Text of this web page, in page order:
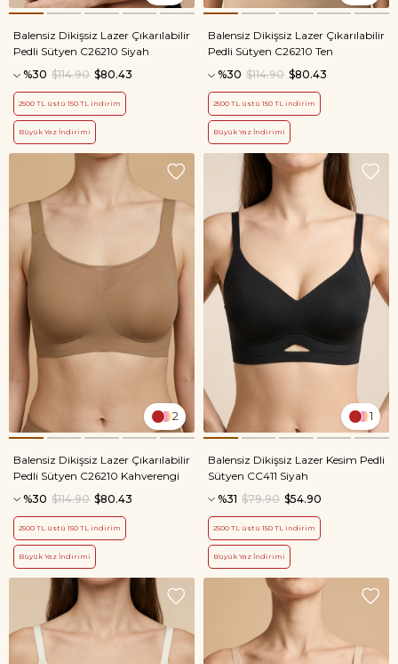
Balensiz Dikişsiz Lazer Çıkarılabilir
Pedli Sütyen C26210 Siyah
%30
$80.43
$114.90
2500 TL üstü 150 TL indirim
Büyük Yaz İndirimi
Balensiz Dikişsiz Lazer Çıkarılabilir
Pedli Sütyen C26210 Ten
%30
$80.43
$114.90
2500 TL üstü 150 TL indirim
Büyük Yaz İndirimi
2
Balensiz Dikişsiz Lazer Çıkarılabilir
Pedli Sütyen C26210 Kahverengi
%30
$80.43
$114.90
2500 TL üstü 150 TL indirim
Büyük Yaz İndirimi
1
Balensiz Dikişsiz Lazer Kesim Pedli
Sütyen CC411 Siyah
%31
$54.90
$79.90
2500 TL üstü 150 TL indirim
Büyük Yaz İndirimi